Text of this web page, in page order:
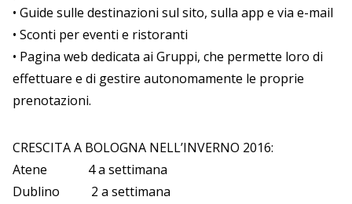
• Guide sulle destinazioni sul sito, sulla app e via e-mail
• Sconti per eventi e ristoranti
• Pagina web dedicata ai Gruppi, che permette loro di
effettuare e di gestire autonomamente le proprie
prenotazioni.
CRESCITA A BOLOGNA NELL’INVERNO 2016:
Atene 4 a settimana
Dublino 2 a settimana